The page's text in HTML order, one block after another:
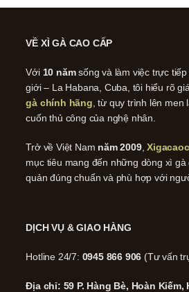
VỀ XÌ GÀ CAO CẤP
Với 10 nămsống và làm việc trực
giới – La Habana, Cuba, tôi hiểu rõ
gà chính hãng , từ quy trình lên
cuốn thủ công của nghệ nhân.
Trở về Việt Nam năm 2009,
mục tiêu mang đến những dòng xì
quản đúng chuẩn và phù hợp với
DỊCH VỤ & GIAO HÀNG
Hotline 24/7: 0945 866 906 (Tư vấn
Địa chỉ: 59 P. Hàng Bè, Hoàn Kiếm,